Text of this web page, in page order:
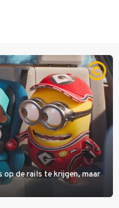
op de rails te krijgen, maar